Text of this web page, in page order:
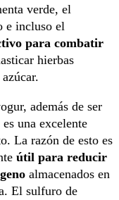
verde, el
e incluso el
para combatir
hierbas
además de ser
es una excelente
La razón de esto es
útil para reducir
almacenados en
El sulfuro de